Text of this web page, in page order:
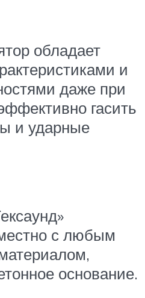
обладает
и
даже при
гасить
и ударные
с любым
основание.